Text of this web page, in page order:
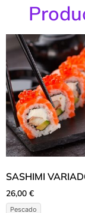
SASHIMI
26,00 €
Pescado